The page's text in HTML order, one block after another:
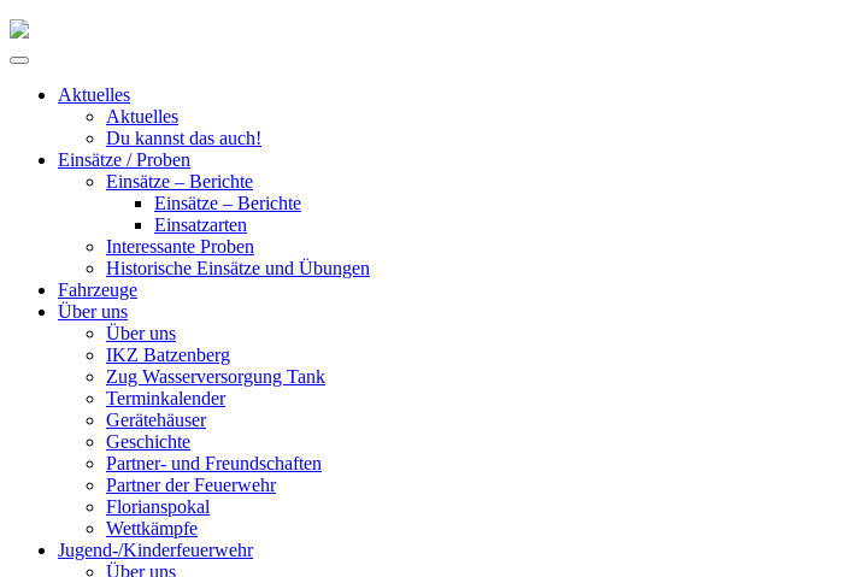
Skip
Primary
Aktuelles
Aktuelles
Du kannst das auch!
Einsätze / Proben
Einsätze – Berichte
Einsätze – Berichte
Einsatzarten
Interessante Proben
Historische Einsätze und Übungen
Fahrzeuge
Über uns
Über uns
IKZ Batzenberg
Zug Wasserversorgung Tank
Terminkalender
Gerätehäuser
Geschichte
Partner- und Freundschaften
Partner der Feuerwehr
Florianspokal
Wettkämpfe
Jugend-/Kinderfeuerwehr
Über uns